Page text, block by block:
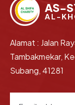
AS-
AL-
Alamat : Jalan
Tambakmekar,
Subang, 41281